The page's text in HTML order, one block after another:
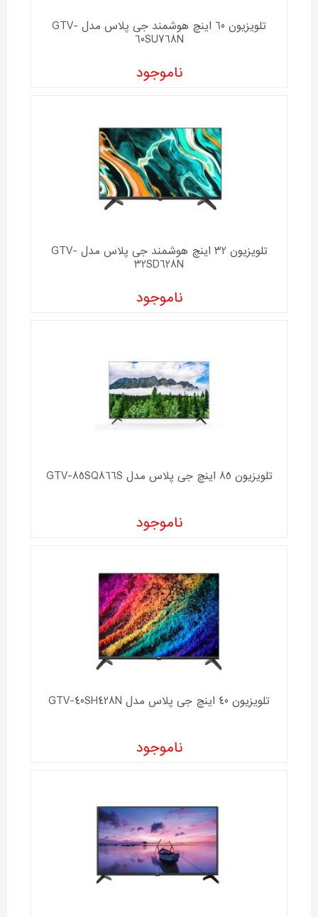
تلویزیون 60 اینچ هوشمند جی پلاس مدل GTV-
60SU768N
ناموجود
تلویزیون 32 اینچ هوشمند جی پلاس مدل GTV-
32SD628N
ناموجود
تلویزیون 85 اینچ جی پلاس مدل GTV-85SQ866S
ناموجود
تلویزیون 40 اینچ جی پلاس مدل GTV-40SH428N
ناموجود